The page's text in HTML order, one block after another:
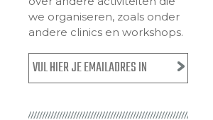
we organiseren, zoals onder
andere clinics en workshops.